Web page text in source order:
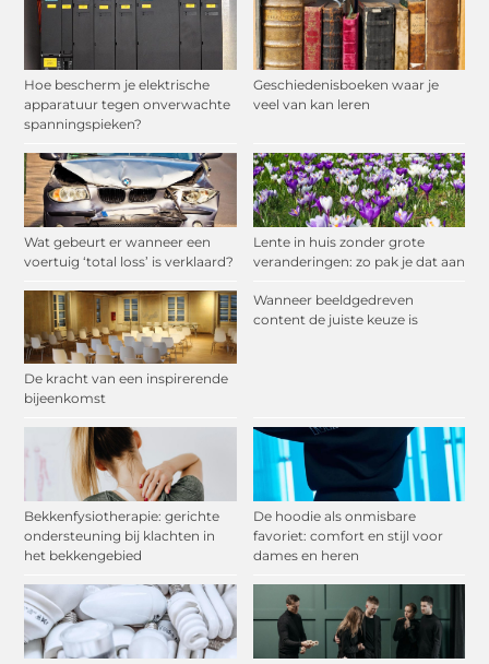
Hoe bescherm je elektrische
apparatuur tegen onverwachte
spanningspieken?
Geschiedenisboeken waar je
veel van kan leren
Wat gebeurt er wanneer een
voertuig ‘total loss’ is verklaard?
Lente in huis zonder grote
veranderingen: zo pak je dat aan
De kracht van een inspirerende
bijeenkomst
Wanneer beeldgedreven
content de juiste keuze is
Bekkenfysiotherapie: gerichte
ondersteuning bij klachten in
het bekkengebied
De hoodie als onmisbare
favoriet: comfort en stijl voor
dames en heren